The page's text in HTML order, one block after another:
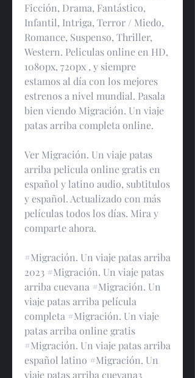
Ficción, Drama, Fantástico,
Infantil, Intriga, Terror / Miedo,
Romance, Suspenso, Thriller,
Western. Peliculas online en HD,
1080px, 720px , y siempre
estamos al día con los mejores
estrenos a nivel mundial. Pasala
bien viendo Migración. Un viaje
patas arriba completa online.
Ver Migración. Un viaje patas
arriba pelicula online gratis en
español y latino audio, subtitulos
y español. Actualizado con más
películas todos los días. Mira y
comparte ahora.
#Migración. Un viaje patas arriba
2023 #Migración. Un viaje patas
arriba cuevana #Migración. Un
viaje patas arriba película
completa #Migración. Un viaje
patas arriba online gratis
#Migración. Un viaje patas arriba
español latino #Migración. Un
viaje patas arriba cuevana3